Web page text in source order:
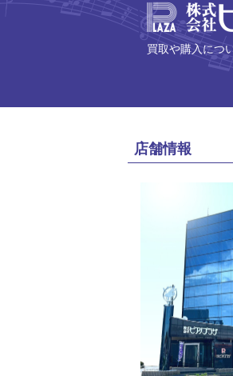
買取や購入につ
店舗情報